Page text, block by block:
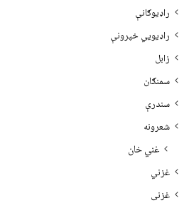
راډیوګانې
راډیويي خپرونې
زابل
سمنګان
سندرې
شعرونه
غني خان
غزني
غزنی